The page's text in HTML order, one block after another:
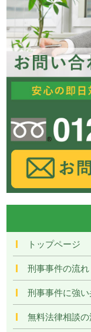
トップページ
刑事事件の流れ
刑事事件に強
無料法律相談